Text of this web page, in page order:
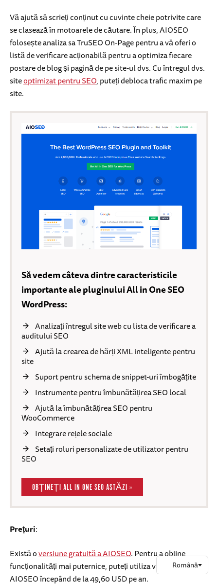
Vă ajută să scrieți conținut cu cuvinte cheie potrivite care
se clasează în motoarele de căutare. În plus, AIOSEO
folosește analiza sa TruSEO On-Page pentru a vă oferi o
listă de verificare acționabilă pentru a optimiza fiecare
postare de blog și pagină de pe site-ul dvs. Cu întregul dvs.
siteoptimizat pentru SEO, puteți debloca trafic maxim pe
site.
Să vedem câteva dintre caracteristicile
importante ale pluginului All in One SEO
WordPress:
Analizați întregul site web cu lista de verificare a
auditului SEO
Ajută la crearea de hărți XML inteligente pentru
site
Suport pentru schema de snippet-uri îmbogățite
Instrumente pentru îmbunătățirea SEO local
Ajută la îmbunătățirea SEO pentru
WooCommerce
Integrare rețele sociale
Setați roluri personalizate de utilizator pentru
SEO
OBȚINEȚI ALL IN ONE SEO ASTĂZI »
Prețuri:
Există oversiune gratuită a AIOSEO. Pentru a obține
funcționalități mai puternice, puteți utiliza versiunea Pro a
AIOSEO începând de la 49,60 USD pe an.